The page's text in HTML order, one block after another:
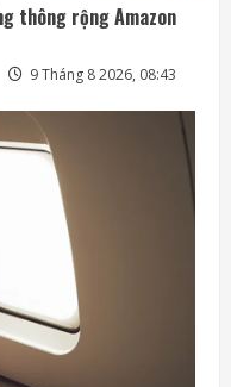
thông rộng Amazon
9 Tháng 8 2026, 08:43